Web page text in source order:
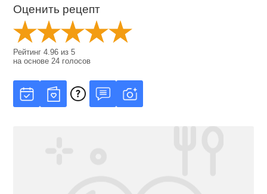
Оценить рецепт
Рейтинг4.96 из5
на основе 24 голосов